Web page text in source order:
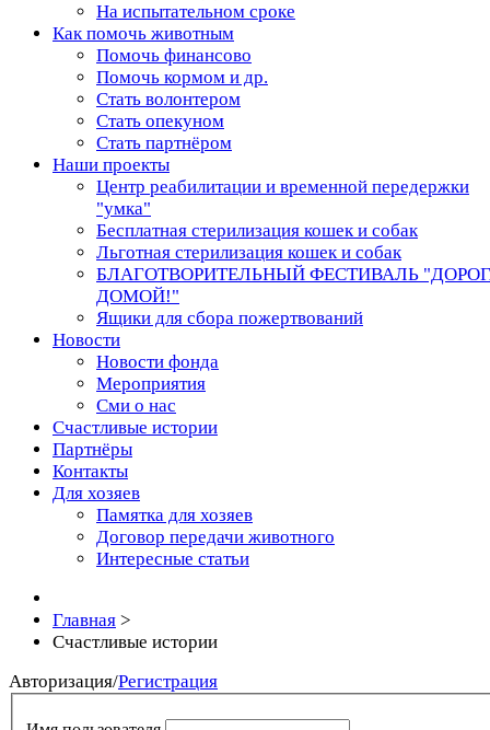
На испытательном сроке
Как помочь животным
Помочь финансово
Помочь кормом и др.
Стать волонтером
Стать опекуном
Стать партнёром
Наши проекты
Центр реабилитации и временной передержки
"умка"
Бесплатная стерилизация кошек и собак
Льготная стерилизация кошек и собак
БЛАГОТВОРИТЕЛЬНЫЙ ФЕСТИВАЛЬ
ДОМОЙ!"
Ящики для сбора пожертвований
Новости
Новости фонда
Мероприятия
Сми о нас
Счастливые истории
Партнёры
Контакты
Для хозяев
Памятка для хозяев
Договор передачи животного
Интересные статьи
Главная >
Счастливые истории
Авторизация/Регистрация